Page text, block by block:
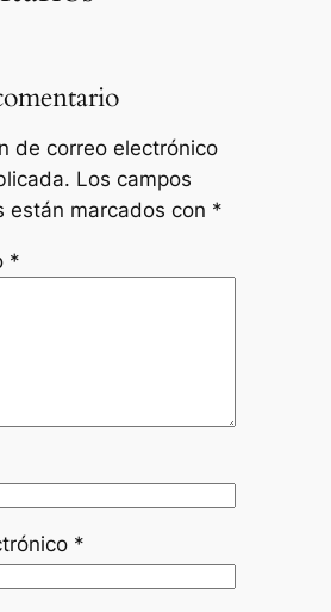
de correo electrónico
Los campos
están marcados con *
*
*